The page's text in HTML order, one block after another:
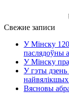
Свежие записи
У Мінску
паслядоўны
У Мінску
У гэты дзень
найвялікшых
Вясновы